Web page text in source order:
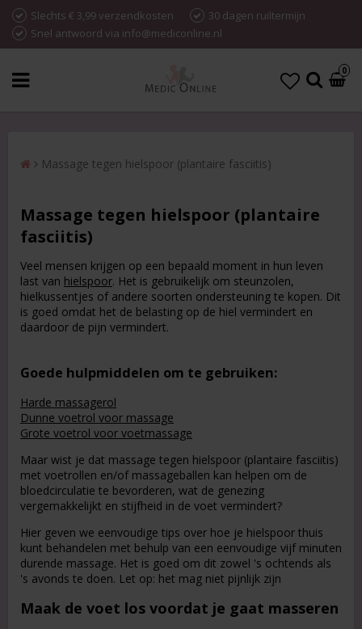
Slechts € 3,99 verzendkosten
30 dagen ruiltermijn
Snel antwoord via info@mediconline.nl
0
Massage tegen hielspoor (plantaire fasciitis)
Massage tegen hielspoor (plantaire
fasciitis)
Veel mensen krijgen op een bepaald moment in hun leven
last van hielspoor. Het is gebruikelijk om steunzolen,
hielkussentjes of andere soorten ondersteuning te kopen. Dit
is goed omdat het de belasting op de hiel vermindert en
daardoor de pijn vermindert.
Goede hulpmiddelen om te gebruiken:
Harde massagerol
Dunne voetrol voor massage
Grote voetrol voor voetmassage
Maar wist je dat massage tegen hielspoor (plantaire fasciitis)
met voetrollen en/of massageballen kan helpen om de
bloedcirculatie te bevorderen, wat de genezing
vergemakkelijkt en stijfheid in de voet vermindert?
Hier geven we eenvoudige tips over hoe je hielspoor thuis
kunt behandelen met behulp van een eenvoudige vijf minuten
durende massage. Het is goed om dit zowel 's ochtends als
's avonds te doen. Let op: het mag niet pijnlijk zijn
Maak de voet los voordat je gaat masseren